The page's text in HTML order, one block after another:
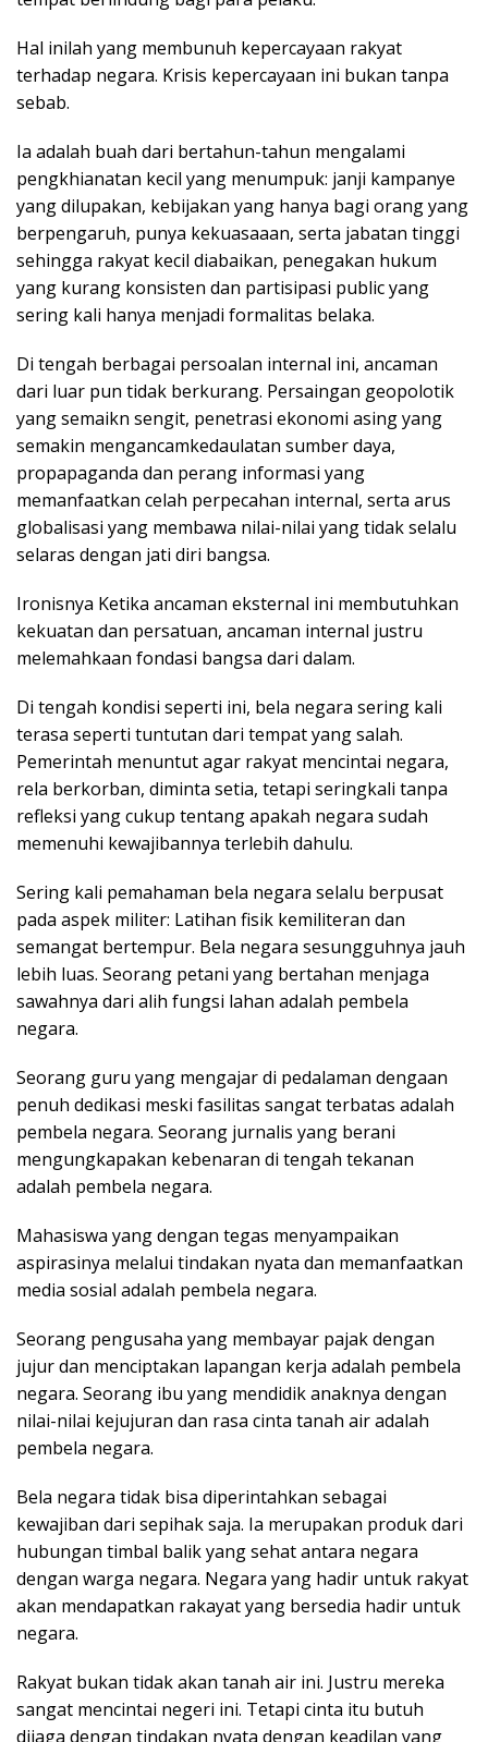
Hal inilah yang membunuh kepercayaan rakyat
terhadap negara. Krisis kepercayaan ini bukan tanpa
sebab.
Ia adalah buah dari bertahun-tahun mengalami
pengkhianatan kecil yang menumpuk: janji kampanye
yang dilupakan, kebijakan yang hanya bagi orang yang
berpengaruh, punya kekuasaaan, serta jabatan tinggi
sehingga rakyat kecil diabaikan, penegakan hukum
yang kurang konsisten dan partisipasi public yang
sering kali hanya menjadi formalitas belaka.
Di tengah berbagai persoalan internal ini, ancaman
dari luar pun tidak berkurang. Persaingan geopolotik
yang semaikn sengit, penetrasi ekonomi asing yang
semakin mengancamkedaulatan sumber daya,
propapaganda dan perang informasi yang
memanfaatkan celah perpecahan internal, serta arus
globalisasi yang membawa nilai-nilai yang tidak selalu
selaras dengan jati diri bangsa.
Ironisnya Ketika ancaman eksternal ini membutuhkan
kekuatan dan persatuan, ancaman internal justru
melemahkaan fondasi bangsa dari dalam.
Di tengah kondisi seperti ini, bela negara sering kali
terasa seperti tuntutan dari tempat yang salah.
Pemerintah menuntut agar rakyat mencintai negara,
rela berkorban, diminta setia, tetapi seringkali tanpa
refleksi yang cukup tentang apakah negara sudah
memenuhi kewajibannya terlebih dahulu.
Sering kali pemahaman bela negara selalu berpusat
pada aspek militer: Latihan fisik kemiliteran dan
semangat bertempur. Bela negara sesungguhnya jauh
lebih luas. Seorang petani yang bertahan menjaga
sawahnya dari alih fungsi lahan adalah pembela
negara.
Seorang guru yang mengajar di pedalaman dengaan
penuh dedikasi meski fasilitas sangat terbatas adalah
pembela negara. Seorang jurnalis yang berani
mengungkapakan kebenaran di tengah tekanan
adalah pembela negara.
Mahasiswa yang dengan tegas menyampaikan
aspirasinya melalui tindakan nyata dan memanfaatkan
media sosial adalah pembela negara.
Seorang pengusaha yang membayar pajak dengan
jujur dan menciptakan lapangan kerja adalah pembela
negara. Seorang ibu yang mendidik anaknya dengan
nilai-nilai kejujuran dan rasa cinta tanah air adalah
pembela negara.
Bela negara tidak bisa diperintahkan sebagai
kewajiban dari sepihak saja. Ia merupakan produk dari
hubungan timbal balik yang sehat antara negara
dengan warga negara. Negara yang hadir untuk rakyat
akan mendapatkan rakayat yang bersedia hadir untuk
negara.
Rakyat bukan tidak akan tanah air ini. Justru mereka
sangat mencintai negeri ini. Tetapi cinta itu butuh
dijaga dengan tindakan nyata dengan keadilan yang